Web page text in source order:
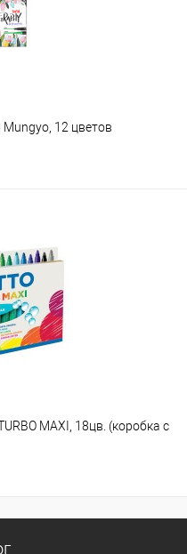
12 цветов
В наличии
MAXI, 18цв. (коробка с